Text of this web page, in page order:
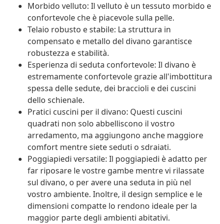
Morbido velluto: Il velluto è un tessuto morbido e
confortevole che è piacevole sulla pelle.
Telaio robusto e stabile: La struttura in
compensato e metallo del divano garantisce
robustezza e stabilità.
Esperienza di seduta confortevole: Il divano è
estremamente confortevole grazie all'imbottitura
spessa delle sedute, dei braccioli e dei cuscini
dello schienale.
Pratici cuscini per il divano: Questi cuscini
quadrati non solo abbelliscono il vostro
arredamento, ma aggiungono anche maggiore
comfort mentre siete seduti o sdraiati.
Poggiapiedi versatile: Il poggiapiedi è adatto per
far riposare le vostre gambe mentre vi rilassate
sul divano, o per avere una seduta in più nel
vostro ambiente. Inoltre, il design semplice e le
dimensioni compatte lo rendono ideale per la
maggior parte degli ambienti abitativi.